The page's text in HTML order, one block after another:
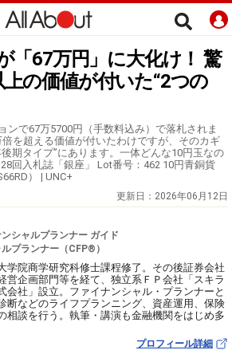
「67万円」に大化け！ 驚
の価値が付いた“2つの
ンで67万5700円（手数料込み）で落札されま
を超える価値が付いたわけですが、そのカギ
期タイプ”にあります。一体どんな10円玉なの
回入札誌「銀座」 Lot番号：462 10円青銅貨
） | UNC+
更新日： 2026年06月12日
シャルプランナー ガイド
プランナー（CFP®）
学院商学研究科修士課程修了。その後証券会社
営企画部門等を経て、独立系ＦＰ会社「スキラ
会社」設立。ファイナンシャル・プランナーと
断などのライフプランニング、資産運用、保険
相談を行う。執筆・講演も金融機関をはじめ多
プロフィール詳細